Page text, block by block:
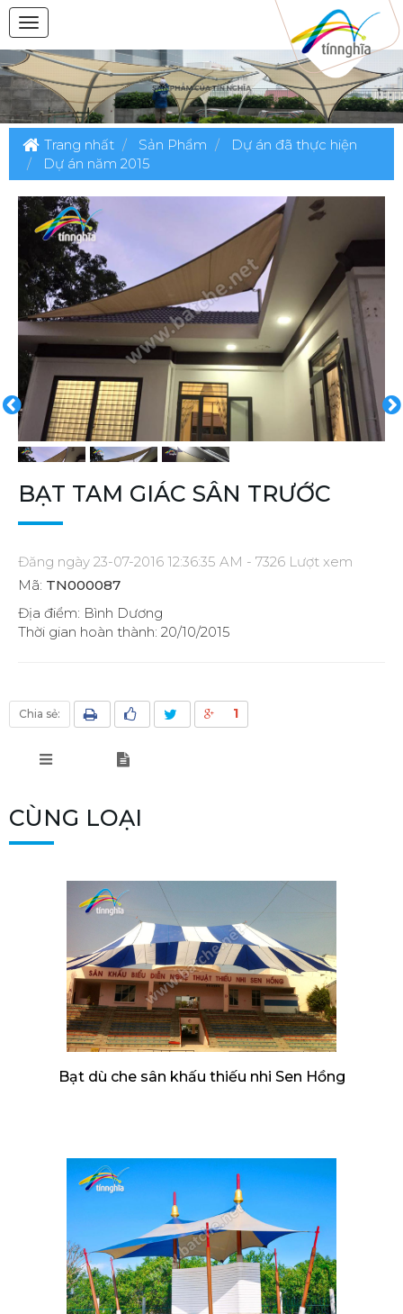
Trang nhất Sản Phẩm
Dự án đã thực hiện
Dự án năm 2015
BẠT TAM GIÁC SÂN TRƯỚC
Đăng ngày 23-07-2016 12:36:35 AM - 7326 Lượt xem
Mã: TN000087
Địa điểm: Bình Dương
Thời gian hoàn thành: 20/10/2015
Chia sẻ: 1
CÙNG LOẠI
Bạt dù che sân khấu thiếu nhi Sen Hồng